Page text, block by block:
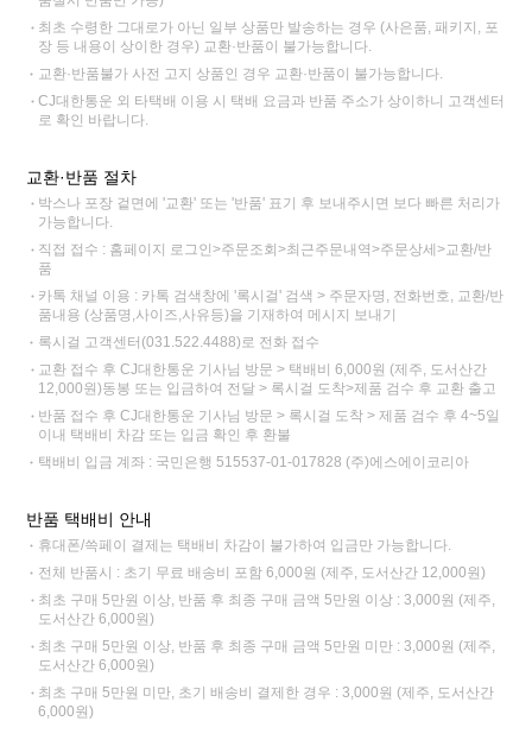
최초 수령한 그대로가 아닌 일부 상품만 발송하는 경우 (사은품, 패키지, 포
장 등 내용이 상이한 경우) 교환·반품이 불가능합니다.
교환·반품불가 사전 고지 상품인 경우 교환·반품이 불가능합니다.
CJ대한통운 외 타택배 이용 시 택배 요금과 반품 주소가 상이하니 고객센터
로 확인 바랍니다.
교환·반품 절차
박스나 포장 겉면에 '교환' 또는 '반품' 표기 후 보내주시면 보다 빠른 처리가
가능합니다.
직접 접수 : 홈페이지 로그인>주문조회>최근주문내역>주문상세>교환/반
품
카톡 채널 이용 : 카톡 검색창에 '록시걸' 검색 > 주문자명, 전화번호, 교환/반
품내용 (상품명,사이즈,사유등)을 기재하여 메시지 보내기
록시걸 고객센터(031.522.4488)로 전화 접수
교환 접수 후 CJ대한통운 기사님 방문 > 택배비 6,000원 (제주, 도서산간
12,000원)동봉 또는 입금하여 전달 > 록시걸 도착>제품 검수 후 교환 출고
반품 접수 후 CJ대한통운 기사님 방문 > 록시걸 도착 > 제품 검수 후 4~5일
이내 택배비 차감 또는 입금 확인 후 환불
택배비 입금 계좌 : 국민은행 515537-01-017828 (주)에스에이코리아
반품 택배비 안내
휴대폰/쓱페이 결제는 택배비 차감이 불가하여 입금만 가능합니다.
전체 반품시 : 초기 무료 배송비 포함 6,000원 (제주, 도서산간 12,000원)
최초 구매 5만원 이상, 반품 후 최종 구매 금액 5만원 이상 : 3,000원 (제주,
도서산간 6,000원)
최초 구매 5만원 이상, 반품 후 최종 구매 금액 5만원 미만 : 3,000원 (제주,
도서산간 6,000원)
최초 구매 5만원 미만, 초기 배송비 결제한 경우 : 3,000원 (제주, 도서산간
6,000원)